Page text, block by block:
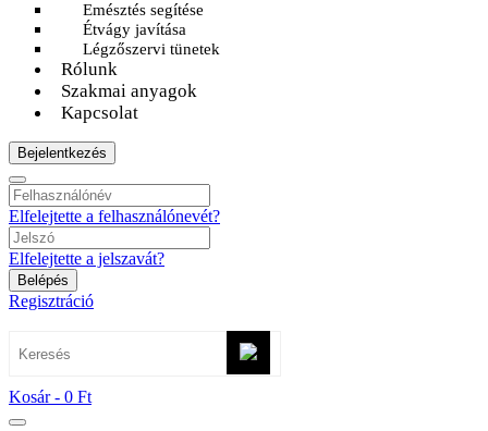
Emésztés segítése
Étvágy javítása
Légzőszervi tünetek
Rólunk
Szakmai anyagok
Kapcsolat
Bejelentkezés
Elfelejtette a felhasználónevét?
Elfelejtette a jelszavát?
Belépés
Regisztráció
Kosár - 0 Ft